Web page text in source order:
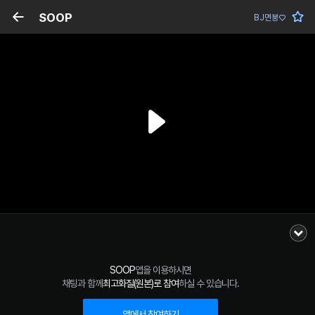
SOOP BJ면붕♡
SOOP앱을 이용하시면
채팅과 함께최고화질(원본)로 참여하실 수 있습니다.